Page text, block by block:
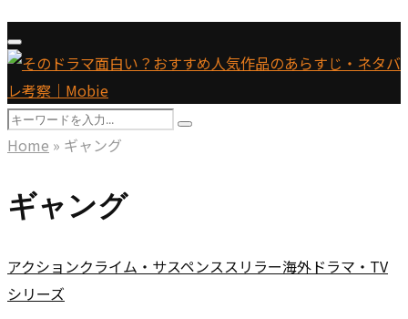
Primary
Menu
Search
for:
Search
Home » ギャング
ギャング
アクションクライム・サスペンススリラー海外ドラマ・TV
シリーズ